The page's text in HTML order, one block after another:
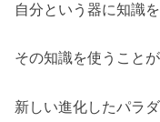
自分という器に知識
その知識を使うこと
新しい進化したパラ